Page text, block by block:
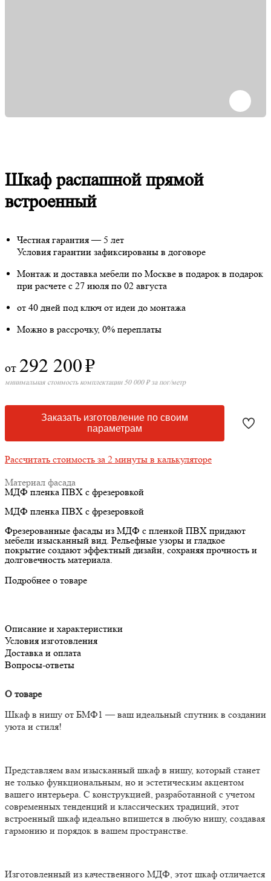
Шкаф распашной прямой
встроенный
Честная гарантия — 5 лет
Условия гарантии зафиксированы в договоре
Монтаж и доставка мебели по Москве в подарок в подарок
при расчете с 27 июля по 02 августа
от 40 дней под ключ от идеи до монтажа
Можно в рассрочку, 0% переплаты
от 292 200₽
минимальная стоимость комплектации 50 000 ₽ за пог/метр
Заказать изготовление по своим
параметрам
Рассчитать стоимость за 2 минуты в калькуляторе
Материал фасада
МДФ пленка ПВХ с фрезеровкой
МДФ пленка ПВХ с фрезеровкой
Фрезерованные фасады из МДФ с пленкой ПВХ придают
мебели изысканный вид. Рельефные узоры и гладкое
покрытие создают эффектный дизайн, сохраняя прочность и
долговечность материала.
Подробнее о товаре
Описание и характеристики
Условия изготовления
Доставка и оплата
Вопросы-ответы
О товаре
Шкаф в нишу от БМФ1 — ваш идеальный спутник в создании
уюта и стиля!
Представляем вам изысканный шкаф в нишу, который станет
не только функциональным, но и эстетическим акцентом
вашего интерьера. С конструкцией, разработанной с учетом
современных тенденций и классических традиций, этот
встроенный шкаф идеально впишется в любую нишу, создавая
гармонию и порядок в вашем пространстве.
Изготовленный из качественного МДФ, этот шкаф отличается